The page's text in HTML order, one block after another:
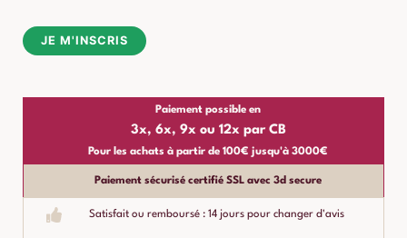
l
JE M'INSCRIS
Paiement possible en
3x, 6x, 9x ou 12x par CB
Pour les achats à partir de 100€ jusqu'à 3000€
Paiement sécurisé certifié SSL avec 3d secure
Satisfait ou remboursé : 14 jours pour changer d'avis